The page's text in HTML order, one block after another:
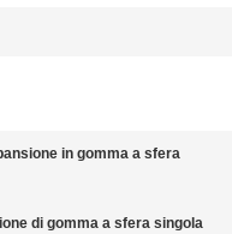
in gomma a sfera
di gomma a sfera singola